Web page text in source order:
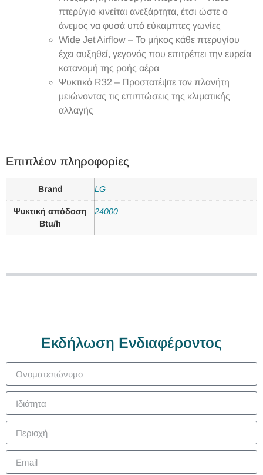
πτερύγιο κινείται ανεξάρτητα, έτσι ώστε ο
άνεμος να φυσά υπό εύκαμπτες γωνίες
Wide Jet Airflow – Το μήκος κάθε πτερυγίου
έχει αυξηθεί, γεγονός που επιτρέπει την ευρεία
κατανομή της ροής αέρα
Ψυκτικό R32 – Προστατέψτε τον πλανήτη
μειώνοντας τις επιπτώσεις της κλιματικής
αλλαγής
Επιπλέον πληροφορίες
Brand LG
Ψυκτική απόδοση
Btu/h
24000
Εκδήλωση Ενδιαφέροντος